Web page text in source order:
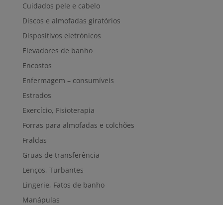
Cuidados pele e cabelo
Discos e almofadas giratórios
Dispositivos eletrónicos
Elevadores de banho
Encostos
Enfermagem – consumíveis
Estrados
Exercício, Fisioterapia
Forras para almofadas e colchões
Fraldas
Gruas de transferência
Lenços, Turbantes
Lingerie, Fatos de banho
Manápulas